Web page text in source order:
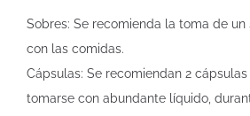
Sobres: Se recomienda la toma de un
con las comidas.
Cápsulas: Se recomiendan 2
tomarse con abundante líquido,